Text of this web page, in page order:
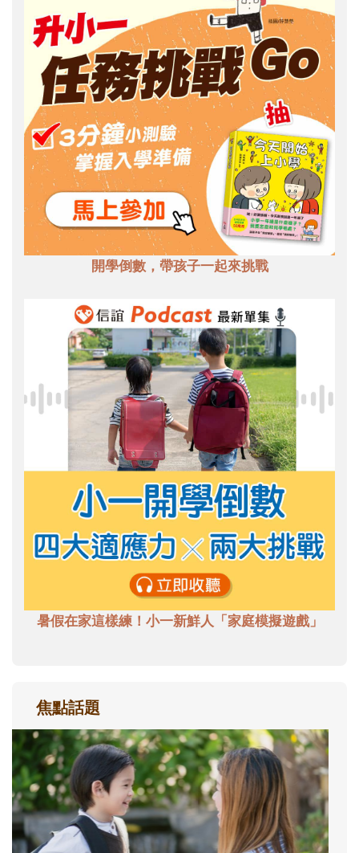
開學倒數，帶孩子一起來挑戰
暑假在家這樣練！小一新鮮人「家庭模擬遊戲」
焦點話題